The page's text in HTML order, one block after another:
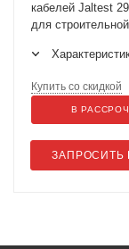
кабелей Jaltest
для
ЗАПРОСИТЬ
Купить со скидкой
В